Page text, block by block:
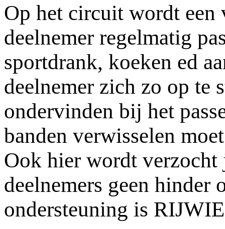
Op het circuit wordt een
deelnemer regelmatig
sportdrank, koeken ed
deelnemer zich zo op te
ondervinden bij het
banden verwisselen
Ook hier wordt verzocht
deelnemers geen hinder
ondersteuning is